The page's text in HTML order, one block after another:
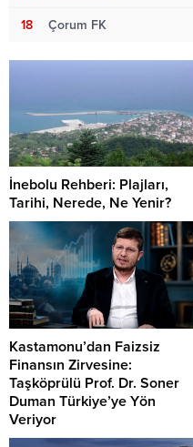
18 Çorum FK
İnebolu Rehberi: Plajları,
Tarihi, Nerede, Ne Yenir?
Kastamonu’dan Faizsiz
Finansın Zirvesine:
Taşköprülü Prof. Dr. Soner
Duman Türkiye’ye Yön
Veriyor